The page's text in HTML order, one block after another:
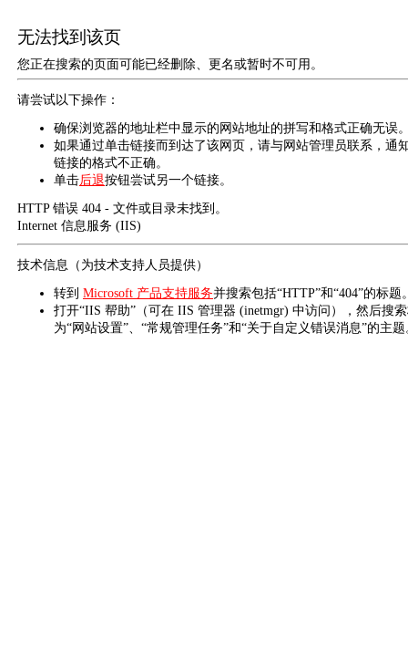
无法找到该页
您正在搜索的页面可能已经删除、更名或暂时不可用。
请尝试以下操作：
确保浏览器的地址栏中显示的网站地址的拼写和格式正确无误
如果通过单击链接而到达了该网页，请与网站管理员联系，通
链接的格式不正确。
单击后退按钮尝试另一个链接。
HTTP 错误 404 - 文件或目录未找到。
Internet 信息服务 (IIS)
技术信息（为技术支持人员提供）
转到 Microsoft 产品支持服务并搜索包括“HTTP”和“404”的标题
打开“IIS 帮助”（可在 IIS 管理器 (inetmgr) 中访问），然后搜
为“网站设置”、“常规管理任务”和“关于自定义错误消息”的主题